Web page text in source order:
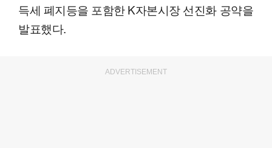
득세 폐지등을 포함한 K자본시장 선진화 공약을
발표했다.
ADVERTISEMENT